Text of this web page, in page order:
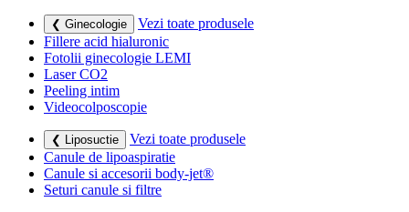
❮ Ginecologie
Vezi toate produsele
Fillere acid hialuronic
Fotolii ginecologie LEMI
Laser CO2
Peeling intim
Videocolposcopie
❮ Liposuctie
Vezi toate produsele
Canule de lipoaspiratie
Canule si accesorii body-jet®
Seturi canule si filtre